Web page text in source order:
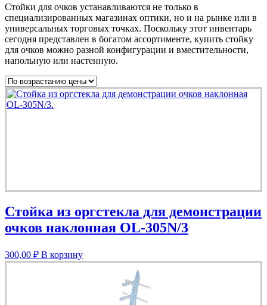
Стойки для очков устанавливаются не только в
специализированных магазинах оптики, но и на рынке или в
универсальных торговых точках. Поскольку этот инвентарь
сегодня представлен в богатом ассортименте, купить стойку
для очков можно разной конфигурации и вместительности,
напольную или настенную.
Стойка из оргстекла для демонстрации
очков наклонная OL-305N/3
300,00 ₽ В корзину